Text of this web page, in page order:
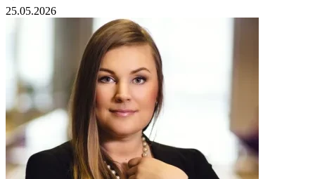
25.05.2026